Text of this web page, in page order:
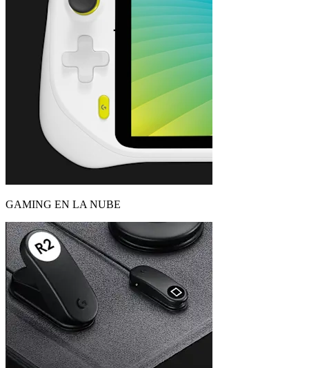
GAMING EN LA NUBE